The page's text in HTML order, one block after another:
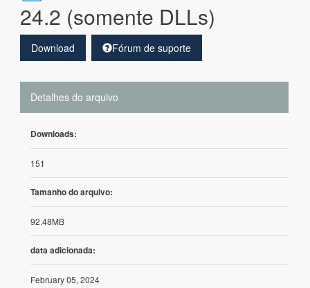
24.2 (somente DLLs)
Download Fórum de suporte
Detalhes do arquivo
Downloads:
151
Tamanho do arquivo:
92.48MB
data adicionada:
February 05, 2024